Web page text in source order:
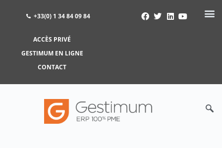
ACCÈS PRIVÉ
GESTIMUM EN LIGNE
CONTACT
+33(0) 1 34 84 09 84